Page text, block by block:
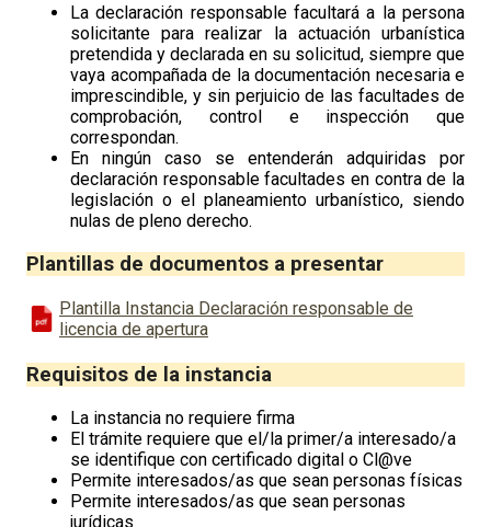
La declaración responsable facultará a la persona
solicitante para realizar la actuación urbanística
pretendida y declarada en su solicitud, siempre que
vaya acompañada de la documentación necesaria e
imprescindible, y sin perjuicio de las facultades de
comprobación, control e inspección que
correspondan.
En ningún caso se entenderán adquiridas por
declaración responsable facultades en contra de la
legislación o el planeamiento urbanístico, siendo
nulas de pleno derecho.
Plantillas de documentos a presentar
Plantilla Instancia Declaración responsable de
licencia de apertura
Requisitos de la instancia
La instancia no requiere firma
El trámite requiere que el/la primer/a interesado/a
se identifique con certificado digital o Cl@ve
Permite interesados/as que sean personas físicas
Permite interesados/as que sean personas
jurídicas